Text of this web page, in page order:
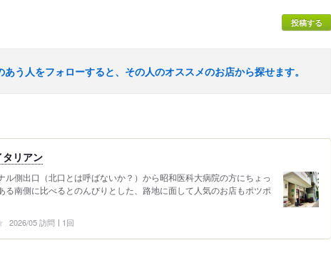
投稿する
あう人をフォローすると、その人のオススメのお店から探せます。
リアン
ル側出口（北口とは呼ばないか？）から昭和医科大病院の方にちょっ
る南側に比べるとのんびりとした、路地に面して人気のお店もポツポ
2026/05 訪問 1回